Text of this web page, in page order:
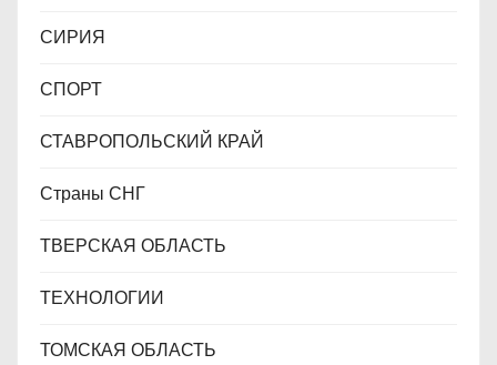
СИРИЯ
СПОРТ
СТАВРОПОЛЬСКИЙ КРАЙ
Страны СНГ
ТВЕРСКАЯ ОБЛАСТЬ
ТЕХНОЛОГИИ
ТОМСКАЯ ОБЛАСТЬ